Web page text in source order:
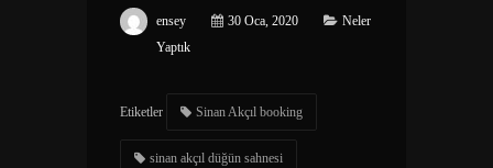
ensey 30 Oca, 2020
Neler
Yaptık
Etiketler Sinan Akçıl booking
sinan akçıl düğün sahnesi